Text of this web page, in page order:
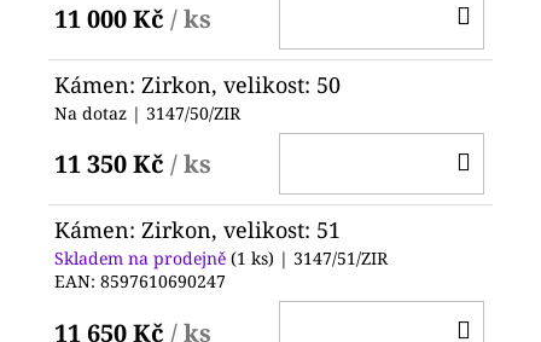
11 000 Kč / ks
Kámen: Zirkon, velikost: 50
Na dotaz | 3147/50/ZIR
11 350 Kč / ks
Kámen: Zirkon, velikost: 51
Skladem na prodejně (1 ks) | 3147/51/ZIR
EAN: 8597610690247
11 650 Kč / ks